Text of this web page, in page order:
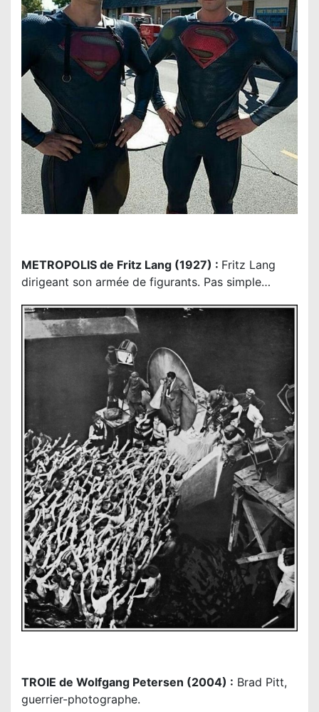
METROPOLIS de Fritz Lang (1927) : Fritz Lang
dirigeant son armée de figurants. Pas simple…
TROIE de Wolfgang Petersen (2004) : Brad Pitt,
guerrier-photographe.